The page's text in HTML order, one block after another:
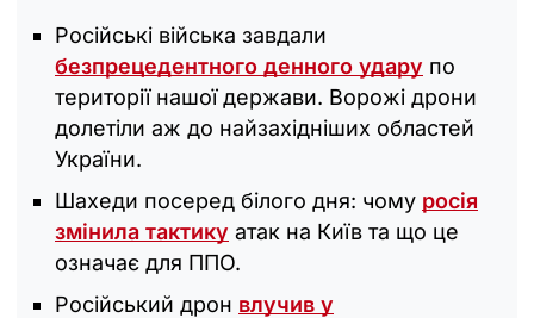
Російські війська завдали
безпрецедентного денного удару по
території нашої держави. Ворожі дрони
долетіли аж до найзахідніших областей
України.
Шахеди посеред білого дня: чому росія
змінила тактику атак на Київ та що це
означає для ППО.
Російський дрон влучив у